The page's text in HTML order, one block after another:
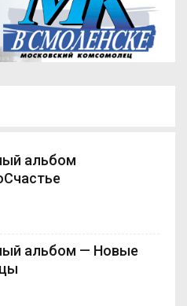
сбили
альбом
альбом — Новые